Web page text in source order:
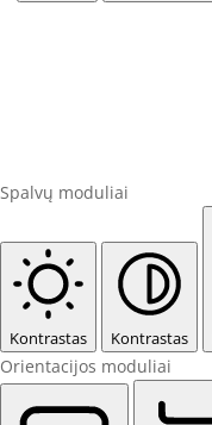
Spalvų moduliai
Kontrastas Kontrastas
Orientacijos moduliai